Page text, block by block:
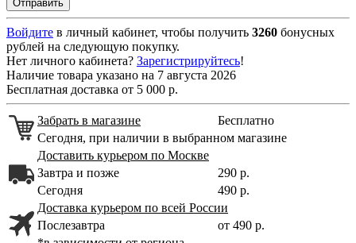
Войдите в личный кабинет, чтобы получить 3260 бонусных
рублей на следующую покупку.
Нет личного кабинета? Зарегистрируйтесь!
Наличие товара указано на 7 августа 2026
Бесплатная доставка от 5 000 р.
Забрать в магазине
Бесплатно
Сегодня, при наличии в выбранном магазине
Доставить курьером по Москве
Завтра и позже
290 р.
Сегодня
490 р.
Доставка курьером по всей России
Послезавтра
от 490 р.